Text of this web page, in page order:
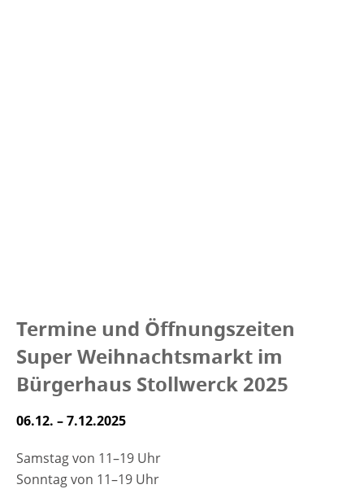
Termine und Öffnungszeiten
Super Weihnachtsmarkt im
Bürgerhaus Stollwerck 2025
06.12. – 7.12.2025
Samstag von 11–19 Uhr
Sonntag von 11–19 Uhr